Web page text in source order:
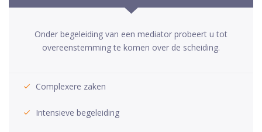
Onder begeleiding van een mediator probeert u tot
overeenstemming te komen over de scheiding.
Complexere zaken
Intensieve begeleiding